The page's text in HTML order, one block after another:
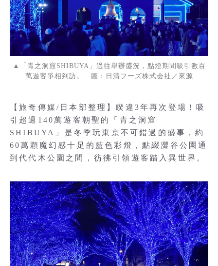
▲「青之洞窟SHIBUYA」過往舉辦盛況，點燈期間吸引數百
萬遊客爭相到訪。 圖：日清フーズ株式会社／來源
【旅奇傳媒/日本部整理】睽違3年再次登場！吸
引超過140萬遊客朝聖的「青之洞窟
SHIBUYA」是冬季玩東京不可錯過的盛事，約
60萬顆魔幻感十足的藍色彩燈，點綴澀谷公園通
到代代木公園之間，彷彿引領遊客踏入異世界。